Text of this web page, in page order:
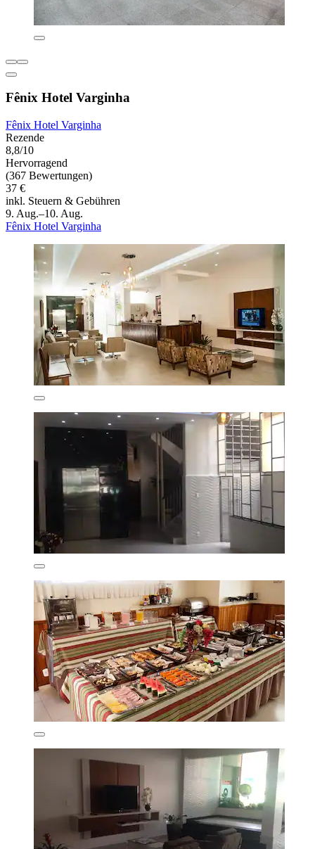
Fênix Hotel Varginha
Fênix Hotel Varginha
Rezende
8,8/10
Hervorragend
(367 Bewertungen)
37 €
inkl. Steuern & Gebühren
9. Aug.–10. Aug.
Fênix Hotel Varginha